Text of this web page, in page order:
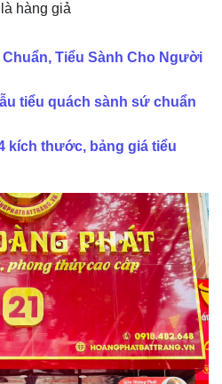
hàng giả
Tiểu Sành Cho Người
tiểu quách sành sứ chuẩn
kích thước, bảng giá tiểu